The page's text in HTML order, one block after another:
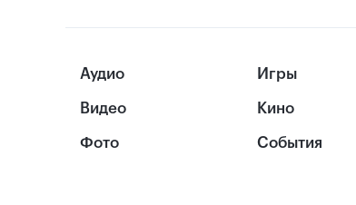
Аудио
Видео
Фото
Игры
Кино
События